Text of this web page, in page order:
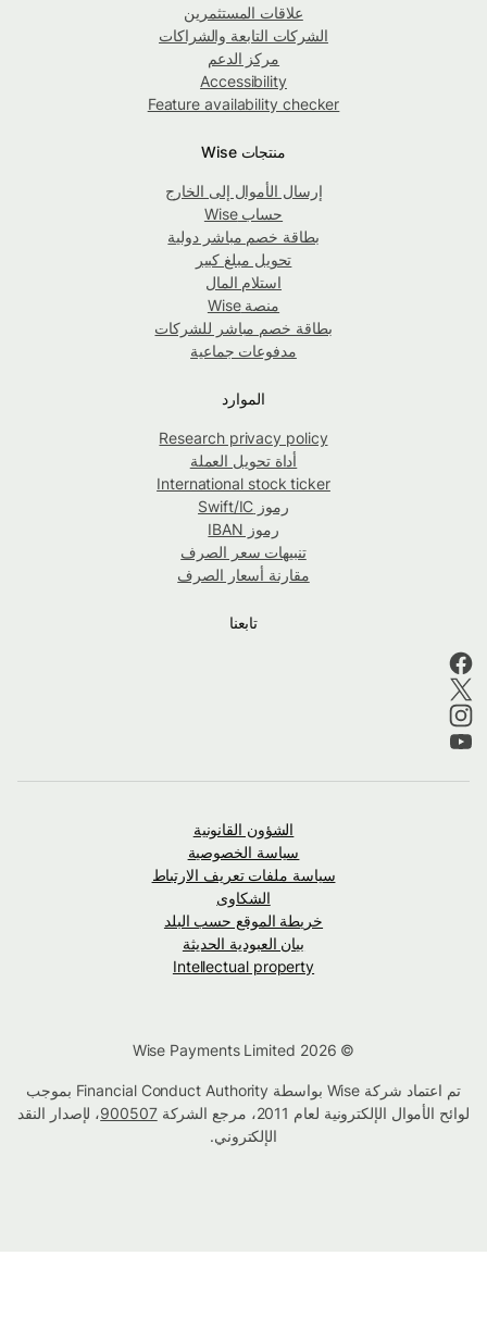
علاقات المستثمرين
الشركات التابعة والشراكات
مركز الدعم
Accessibility
Feature availability checker
منتجات Wise
إرسال الأموال إلى الخارج
حساب Wise
بطاقة خصم مباشر دولية
تحويل مبلغ كبير
استلام المال
منصة Wise
بطاقة خصم مباشر للشركات
مدفوعات جماعية
الموارد
Research privacy policy
أداة تحويل العملة
International stock ticker
رموز Swift/IC
رموز IBAN
تنبيهات سعر الصرف
مقارنة أسعار الصرف
تابعنا
الشؤون القانونية
سياسة الخصوصية
سياسة ملفات تعريف الارتباط
الشكاوى
خريطة الموقع حسب البلد
بيان العبودية الحديثة
Intellectual property
تم اعتماد شركة Wise بواسطة Financial Conduct Authority بموجب
لوائح الأموال الإلكترونية لعام 2011، مرجع الشركة
900507، لإصدار النقد
الإلكتروني.